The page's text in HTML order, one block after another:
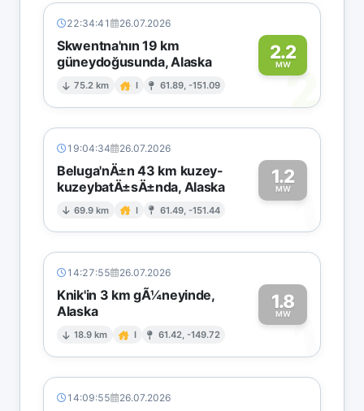
22:34:41 26.07.2026
Skwentna'nın 19 km
güneydoğusunda, Alaska
75.2 km I 61.89, -151.09
2.2
MW2
19:04:34 26.07.2026
Beluga'nÄ±n 43 km kuzey-
kuzeybatÄ±sÄ±nda, Alaska
69.9 km I 61.49, -151.44
1.2
MW1
14:27:55 26.07.2026
Knik'in 3 km gÃ¼neyinde,
Alaska
18.9 km I 61.42, -149.72
1.8
MW1
14:09:55 26.07.2026